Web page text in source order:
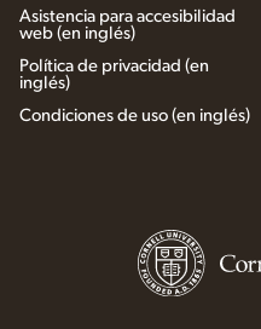
Asistencia para accesibilidad
web (en inglés)
Política de privacidad (en
inglés)
Condiciones de uso (en inglés)